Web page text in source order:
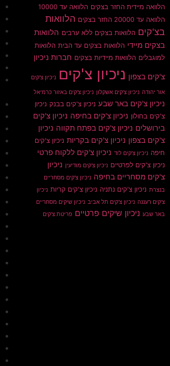
הלוואה מיידית החזר בצקים הלוואה עד 10000
הלוואה עד 20000 החזר בצקים
הלוואות
בצ'קים הלוואות בצקים ללא ערבים הלוואות
בצקים מיידי הלוואות בצקים עד הבית הלוואות
למוגבלים הלוואות מיידיות בצקים חברות ניכיון
צ'קים בצפון ניכיון צ'קים ניכיון צ'קים
אור יהודה ניכיון צ'קים אשקלון ניכיון צ'קים באזור כרמיאל
ניכיון צ'קים באר שבע ניכיון צ'קים בבנק ניכיון
צ'קים בחולון ניכיון צ'קים בחיפה ניכיון צ'קים
בירושלים ניכיון צ'קים בפתח תקווה ניכיון
צ'קים בצפון ניכיון צ'קים בקריות ניכיון צ'קים
חיפה ניכיון צ'קים לוד ניכיון צ'קים ללקוח פרטי
ניכיון צ'קים לפרטיים ניכיון צ'קים מודיעין ניכיון
צ'קים מסחריים בחיפה ניכיון צ'קים מסחריים
בנצרת ניכיון צ'קים נתניה ניכיון צ'קים קריות ניכיון
צ'קים רעננה ניכיון צ'קים תל אביב ניכיון שיקים מסחריים
באר שבע ניכיון שיקים פרטיים פריטת צ'קים